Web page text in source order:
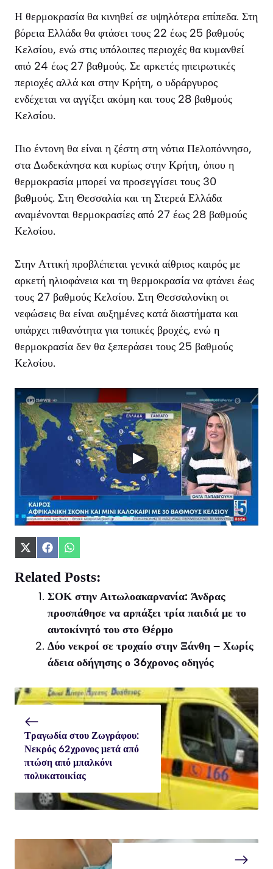
Η θερμοκρασία θα κινηθεί σε υψηλότερα επίπεδα. Στη
βόρεια Ελλάδα θα φτάσει τους 22 έως 25 βαθμούς
Κελσίου, ενώ στις υπόλοιπες περιοχές θα κυμανθεί
από 24 έως 27 βαθμούς. Σε αρκετές ηπειρωτικές
περιοχές αλλά και στην Κρήτη, ο υδράργυρος
ενδέχεται να αγγίξει ακόμη και τους 28 βαθμούς
Κελσίου.
Πιο έντονη θα είναι η ζέστη στη νότια Πελοπόννησο,
στα Δωδεκάνησα και κυρίως στην Κρήτη, όπου η
θερμοκρασία μπορεί να προσεγγίσει τους 30
βαθμούς. Στη Θεσσαλία και τη Στερεά Ελλάδα
αναμένονται θερμοκρασίες από 27 έως 28 βαθμούς
Κελσίου.
Στην Αττική προβλέπεται γενικά αίθριος καιρός με
αρκετή ηλιοφάνεια και τη θερμοκρασία να φτάνει έως
τους 27 βαθμούς Κελσίου. Στη Θεσσαλονίκη οι
νεφώσεις θα είναι αυξημένες κατά διαστήματα και
υπάρχει πιθανότητα για τοπικές βροχές, ενώ η
θερμοκρασία δεν θα ξεπεράσει τους 25 βαθμούς
Κελσίου.
Share
X
(Twitter)
Share
Facebook
Share
WhatsApp
Related Posts:
ΣΟΚ στην Αιτωλοακαρνανία: Άνδρας
προσπάθησε να αρπάξει τρία παιδιά με το
αυτοκίνητό του στο Θέρμο
Δύο νεκροί σε τροχαίο στην Ξάνθη – Χωρίς
άδεια οδήγησης ο 36χρονος οδηγός
Τραγωδία στου Ζωγράφου:
Νεκρός 62χρονος μετά από
πτώση από μπαλκόνι
πολυκατοικίας